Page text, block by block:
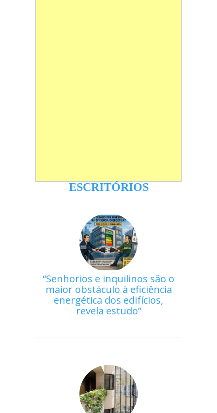
ESCRITÓRIOS
Senhorios e inquilinos são o
maior obstáculo à eficiência
energética dos edifícios,
revela estudo